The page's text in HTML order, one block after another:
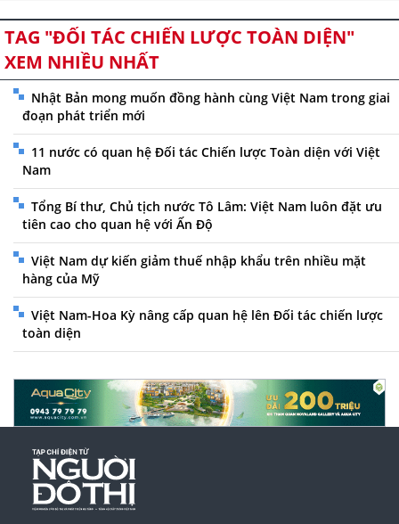
TAG "ĐỐI TÁC CHIẾN LƯỢC TOÀN DIỆN"
XEM NHIỀU NHẤT
Nhật Bản mong muốn đồng hành cùng Việt Nam trong giai
đoạn phát triển mới
11 nước có quan hệ Đối tác Chiến lược Toàn diện với Việt
Nam
Tổng Bí thư, Chủ tịch nước Tô Lâm: Việt Nam luôn đặt ưu
tiên cao cho quan hệ với Ấn Độ
Việt Nam dự kiến giảm thuế nhập khẩu trên nhiều mặt
hàng của Mỹ
Việt Nam-Hoa Kỳ nâng cấp quan hệ lên Đối tác chiến lược
toàn diện